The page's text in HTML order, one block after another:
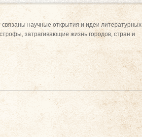
научные открытия и идеи литературных
затрагивающие жизнь городов, стран и